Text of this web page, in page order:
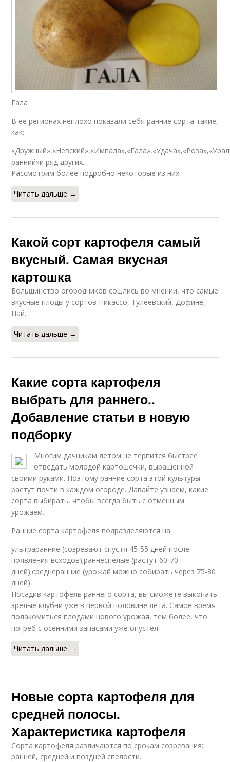
Гала
В ее регионах неплохо показали себя ранние сорта такие,
как:
ранний»и ряд других.
Рассмотрим более подробно некоторые из них:
Читать дальше →
Какой сорт картофеля самый
вкусный. Самая вкусная
картошка
Большинство огородников сошлись во мнении, что самые
вкусные плоды у сортов Пикассо, Тулеевский, Дофине,
Пай.
Читать дальше →
Какие сорта картофеля
выбрать для раннего..
Добавление статьи в новую
подборку
Многим дачникам летом не терпится быстрее
отведать молодой картошечки, выращенной
своими руками. Поэтому ранние сорта этой культуры
растут почти в каждом огороде. Давайте узнаем, какие
сорта выбирать, чтобы всегда быть с отменным
урожаем.
Ранние сорта картофеля подразделяются на:
ультраранние (созревают спустя 45-55 дней после
появления всходов);раннеспелые (растут 60-70
дней);среднеранние (урожай можно собирать через 75-80
дней).
Посадив картофель раннего сорта, вы сможете выкопать
зрелые клубни уже в первой половине лета. Самое время
полакомиться плодами нового урожая, тем более, что
погреб с осенними запасами уже опустел.
Читать дальше →
Новые сорта картофеля для
средней полосы.
Характеристика картофеля
Сорта картофеля различаются по срокам созревания:
ранней, средней и поздней спелости.